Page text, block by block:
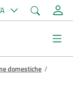
Cerca
domestiche /